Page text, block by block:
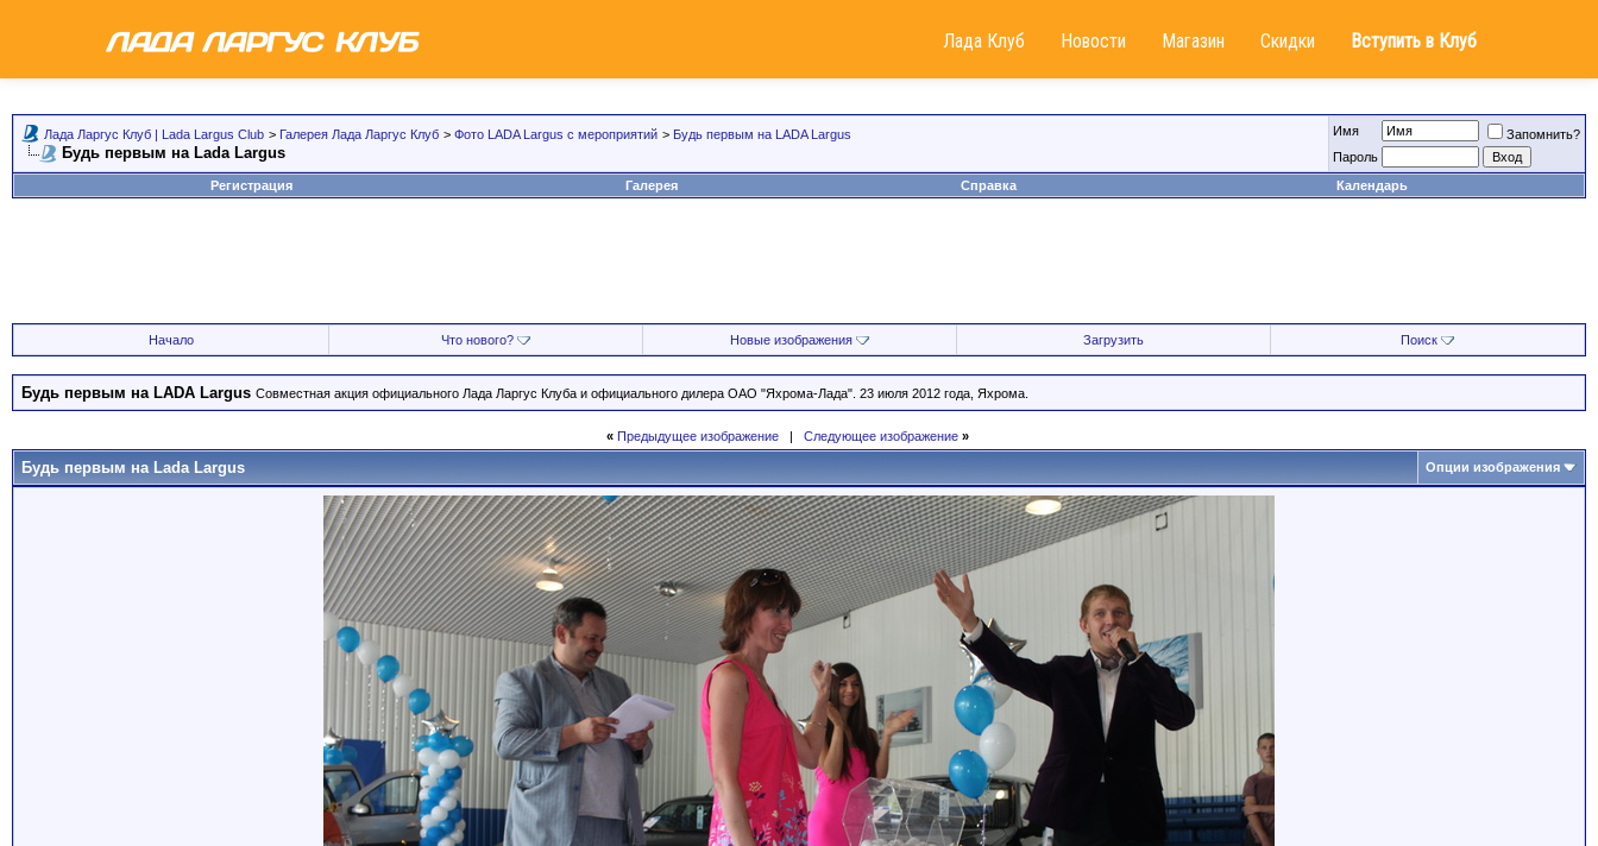
Лада Клуб Новости Магазин Скидки Вступить в Клуб
Лада Ларгус Клуб | Lada Largus Club > Галерея Лада Ларгус Клуб > Фото LADA Largus с мероприятий > Будь первым на LADA Largus
Будь первым на Lada Largus
Имя
Запомнить?
Пароль
Регистрация
Галерея Справка Календарь
Начало Что нового? Новые изображения Загрузить Поиск
Будь первым на LADA Largus Совместная акция официального Лада Ларгус Клуба и официального дилера ОАО "Яхрома-Лада". 23 июля 2012 года, Яхрома.
« Предыдущее изображение| Следующее изображение »
Будь первым на Lada Largus Опции изображения